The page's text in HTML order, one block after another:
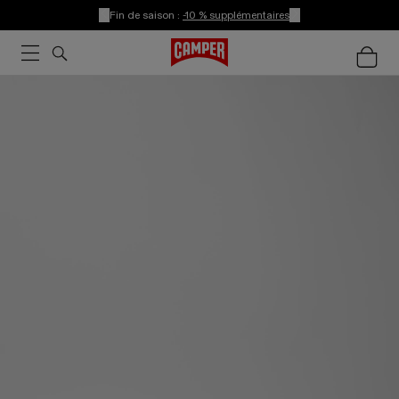
Fin de saison : -10 % supplémentaires